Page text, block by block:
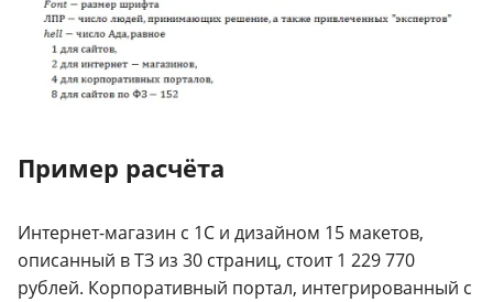
Пример расчёта
Интернет-магазин с 1С и дизайном 15 макетов,
описанный в ТЗ из 30 страниц, стоит 1 229 770
рублей. Корпоративный портал, интегрированный с